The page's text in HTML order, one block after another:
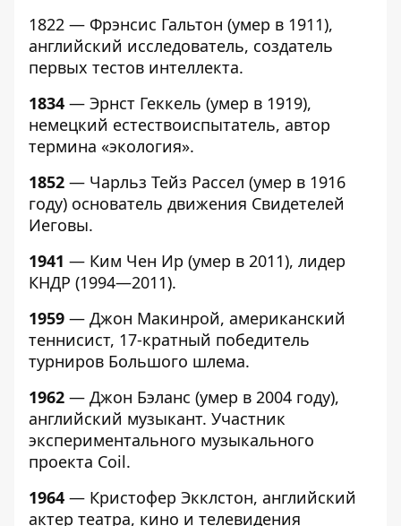
1822 — Фрэнсис Гальтон (умер в 1911),
английский исследователь, создатель
первых тестов интеллекта.
1834 — Эрнст Геккель (умер в 1919),
немецкий естествоиспытатель, автор
термина «экология».
1852 — Чарльз Тейз Рассел (умер в 1916
году) основатель движения Свидетелей
Иеговы.
1941 — Ким Чен Ир (умер в 2011), лидер
КНДР (1994—2011).
1959 — Джон Макинрой, американский
теннисист, 17-кратный победитель
турниров Большого шлема.
1962 — Джон Бэланс (умер в 2004 году),
английский музыкант. Участник
экспериментального музыкального
проекта Coil.
1964 — Кристофер Экклстон, английский
актер театра, кино и телевидения